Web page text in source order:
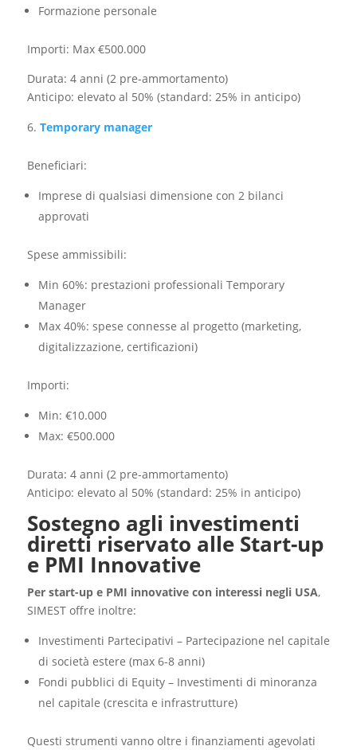
Formazione personale
Importi: Max €500.000
Durata: 4 anni (2 pre-ammortamento)
Anticipo: elevato al 50% (standard: 25% in anticipo)
Temporary manager
Beneficiari:​
Imprese di qualsiasi dimensione con 2 bilanci
approvati
Spese ammissibili:
Min 60%: prestazioni professionali Temporary
Manager
Max 40%: spese connesse al progetto (marketing,
digitalizzazione, certificazioni)
Importi:
Min: €10.000
Max: €500.000
Durata: 4 anni (2 pre-ammortamento)
Anticipo: elevato al 50% (standard: 25% in anticipo)
Sostegno agli investimenti
diretti riservato alle Start-up
e PMI Innovative
Per start-up e PMI innovative con interessi negli USA,
SIMEST offre inoltre:
Investimenti Partecipativi – Partecipazione nel capitale
di società estere (max 6-8 anni)
Fondi pubblici di Equity – Investimenti di minoranza
nel capitale (crescita e infrastrutture)
Questi strumenti vanno oltre i finanziamenti agevolati